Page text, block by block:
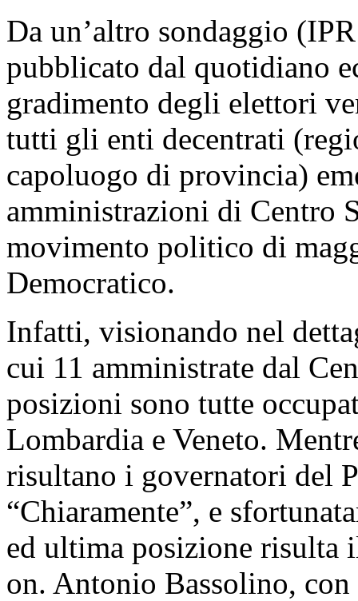
Da un’altro sondaggio
pubblicato dal quotidiano
gradimento degli elettori
tutti gli enti decentrati
capoluogo di provincia)
amministrazioni di Centro
movimento politico di
Democratico.
Infatti, visionando nel
cui 11 amministrate dal
posizioni sono tutte
Lombardia e Veneto.
risultano i governatori del
“Chiaramente”, e
ed ultima posizione risulta
on. Antonio Bassolino,